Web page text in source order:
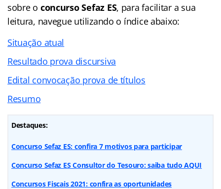
sobre o concurso Sefaz ES, para facilitar a sua
leitura, navegue utilizando o índice abaixo:
Situação atual
Resultado prova discursiva
Edital convocação prova de títulos
Resumo
Destaques:
Concurso Sefaz ES: confira 7 motivos para participar
Concurso Sefaz ES Consultor do Tesouro: saiba tudo AQUI
Concursos Fiscais 2021: confira as oportunidades